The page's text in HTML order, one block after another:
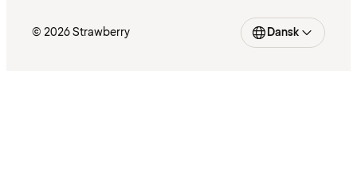
© 2026 Strawberry Dansk